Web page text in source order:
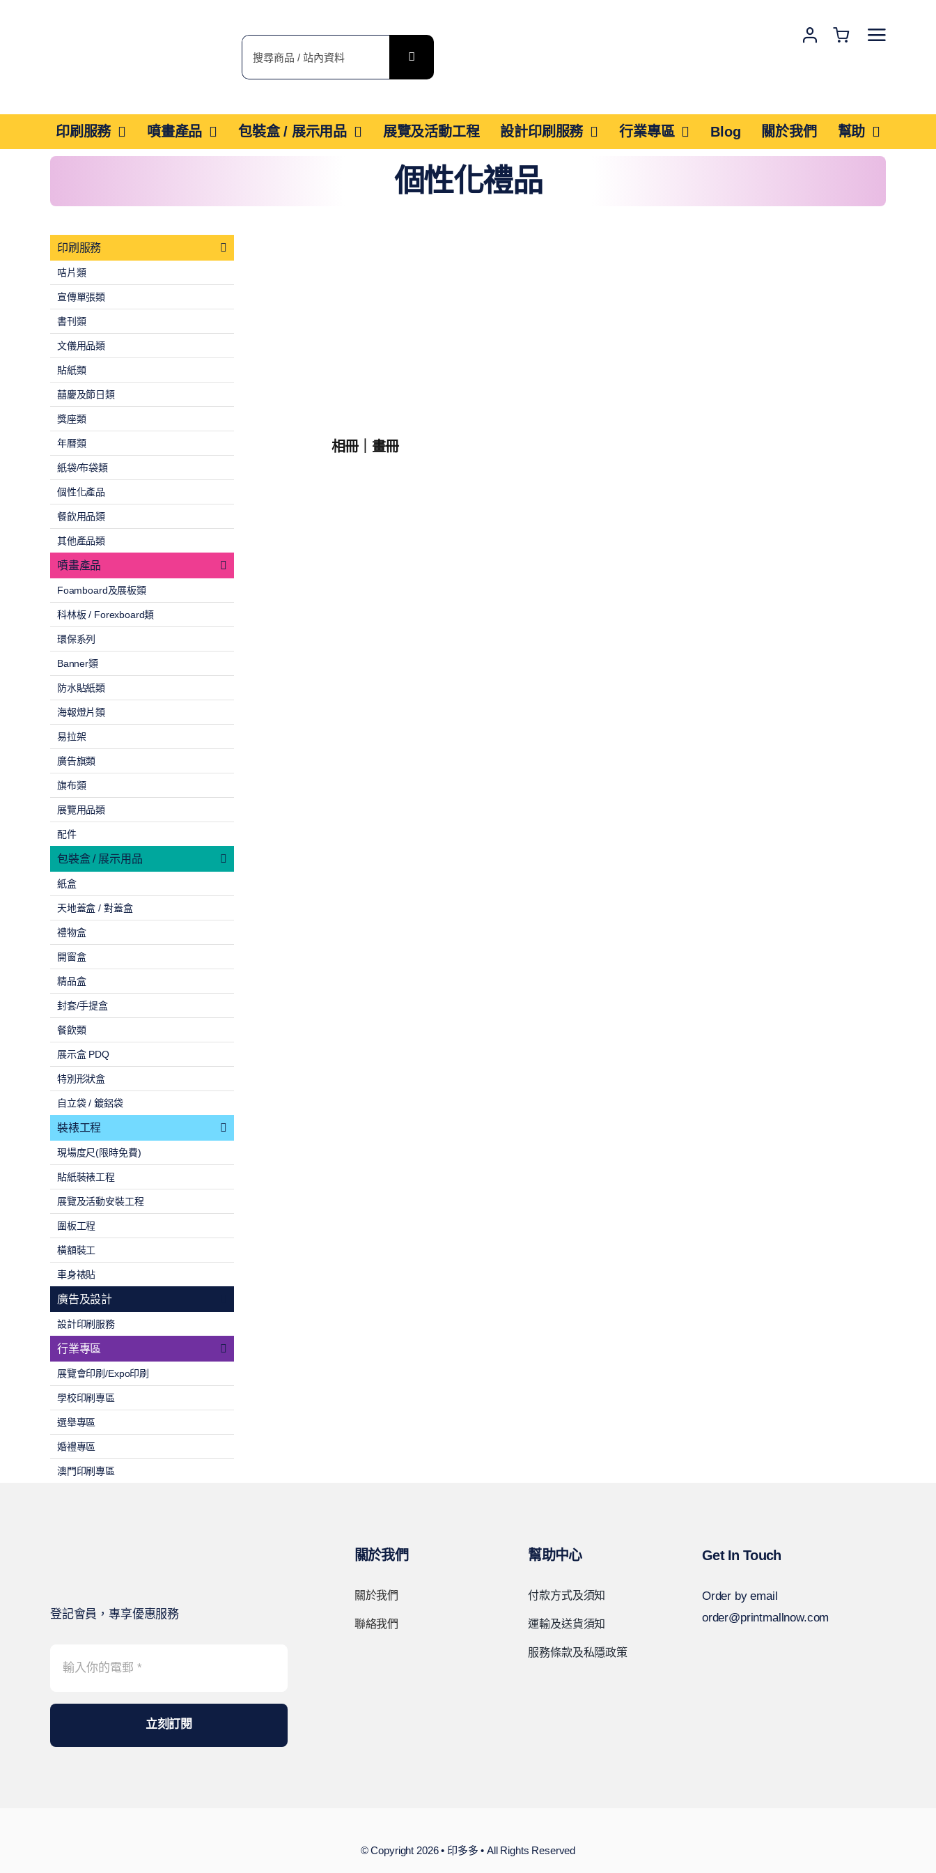
搜
印刷服務 噴畫產品 包裝盒 / 展示用品 展覽及活動工程 設計印刷服務 行業專區 Blog 關於我們 幫助
個性化禮品
印刷服務
咭片類
宣傳單張類
書刊類
文儀用品類
貼紙類
囍慶及節日類
獎座類
年曆類
紙袋/布袋類
個性化產品
餐飲用品類
其他產品類
噴畫產品
Foamboard及展板類
科林板 / Forexboard類
環保系列
Banner類
防水貼紙類
海報燈片類
易拉架
廣告旗類
旗布類
展覽用品類
配件
包裝盒 / 展示用品
紙盒
天地蓋盒 / 對蓋盒
禮物盒
開窗盒
精品盒
封套/手提盒
餐飲類
展示盒 PDQ
特別形狀盒
自立袋 / 鍍鋁袋
裝裱工程
現場度尺(限時免費)
貼紙裝裱工程
展覽及活動安裝工程
圍板工程
橫額裝工
車身裱貼
廣告及設計
設計印刷服務
行業專區
展覽會印刷/Expo印刷
學校印刷專區
選舉專區
婚禮專區
澳門印刷專區
相冊｜畫冊
登記會員，專享優惠服務
立刻訂閱
關於我們
關於我們
聯絡我們
幫助中心
付款方式及須知
運輸及送貨須知
服務條款及私隱政策
Get In Touch
Order by email
order@printmallnow.com
© Copyright 2026 • 印多多 • All Rights Reserved